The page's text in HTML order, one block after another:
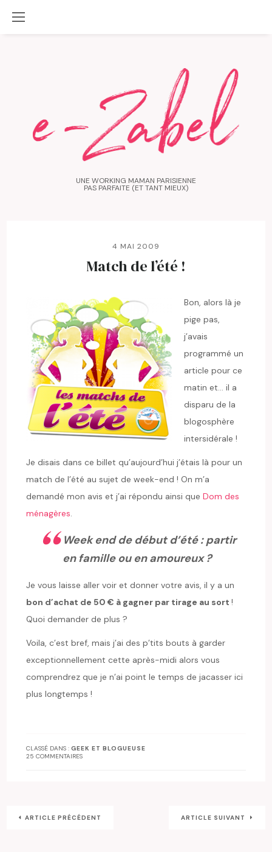
UNE WORKING MAMAN PARISIENNE
PAS PARFAITE (ET TANT MIEUX)
4 MAI 2009
Match de l’été !
Bon, alors là je
pige pas,
j’avais
programmé un
article pour ce
matin et… il a
disparu de la
blogosphère
intersidérale !
Je disais dans ce billet qu’aujourd’hui j’étais là pour un
match de l’été au sujet de week-end ! On m’a
demandé mon avis et j’ai répondu ainsi queDom des
ménagères.
Week end de début d’été : partir
en famille ou en amoureux ?
Je vous laisse aller voir et donner votre avis, il y a un
bon d’achat de 50 € à gagner par tirage au sort!
Quoi demander de plus ?
Voila, c’est bref, mais j’ai des p’tits bouts à garder
exceptionnellement cette après-midi alors vous
comprendrez que je n’ai point le temps de jacasser ici
plus longtemps !
CLASSÉ DANS :GEEK ET BLOGUEUSE
25 COMMENTAIRES
ARTICLE PRÉCÉDENT ARTICLE SUIVANT